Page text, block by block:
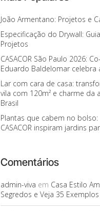
João Armentano: Projetos e
Especificação do Drywall:
Projetos
CASACOR São Paulo 2026:
Eduardo Baldelomar celebra
Lar com cara de casa:
vila com 120m² e charme da
Brasil
Plantas que cabem no bolso:
CASACOR inspiram jardins
Comentários
admin-viva em Casa Estilo
Segredos e Veja 35